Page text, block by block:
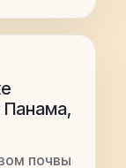
Панама,
почвы